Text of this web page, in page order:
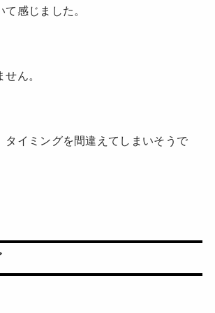
感じました。
ん。
タイミングを間違えてしまいそうで